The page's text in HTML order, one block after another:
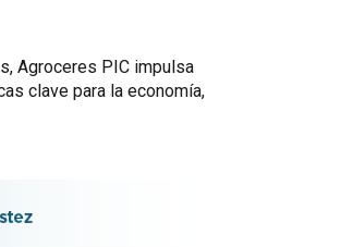
Agroceres PIC impulsa
clave para la economía,